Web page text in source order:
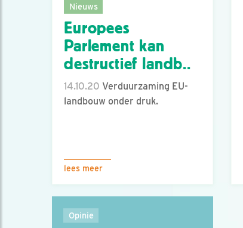
Nieuws
Europees
Parlement kan
destructief landb..
14.10.20 Verduurzaming EU-
landbouw onder druk.
lees meer
Opinie